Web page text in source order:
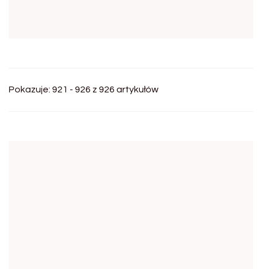
Pokazuje: 921 - 926 z 926 artykułów